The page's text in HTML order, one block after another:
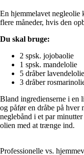
En hjemmelavet
flere måneder, hvis den
Du skal bruge:
2 spsk. jojobaolie
1 spsk. mandelolie
5 dråber lavendelolie
3 dråber
Bland ingredienserne i en
og påfør en dråbe på hver
neglebånd i et par
olien med at trænge ind.
Professionelle vs.